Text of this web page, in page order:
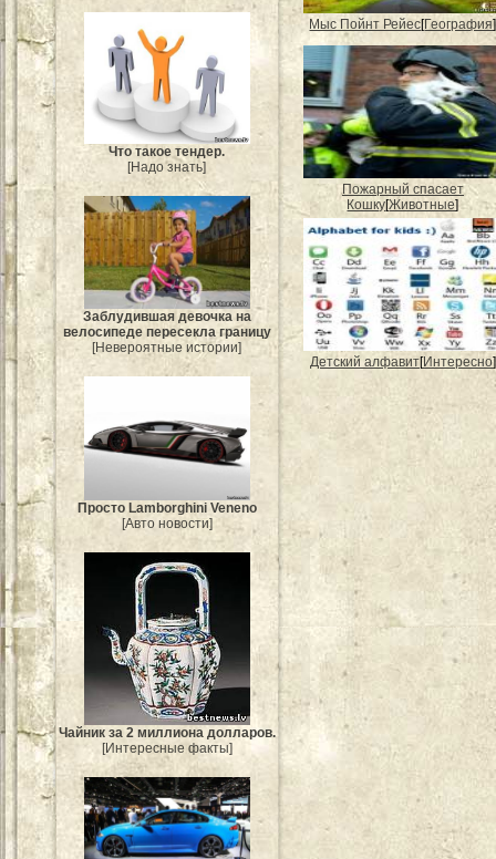
Что такое тендер.
[Надо знать]
Заблудившая девочка на
велосипеде пересекла границу
[Невероятные истории]
Просто Lamborghini Veneno
[Авто новости]
Чайник за 2 миллиона долларов.
[Интересные факты]
Мыс Пойнт Рейес[География]
Пожарный спасает
Кошку[Животные]
Детский алфавит[Интересно]